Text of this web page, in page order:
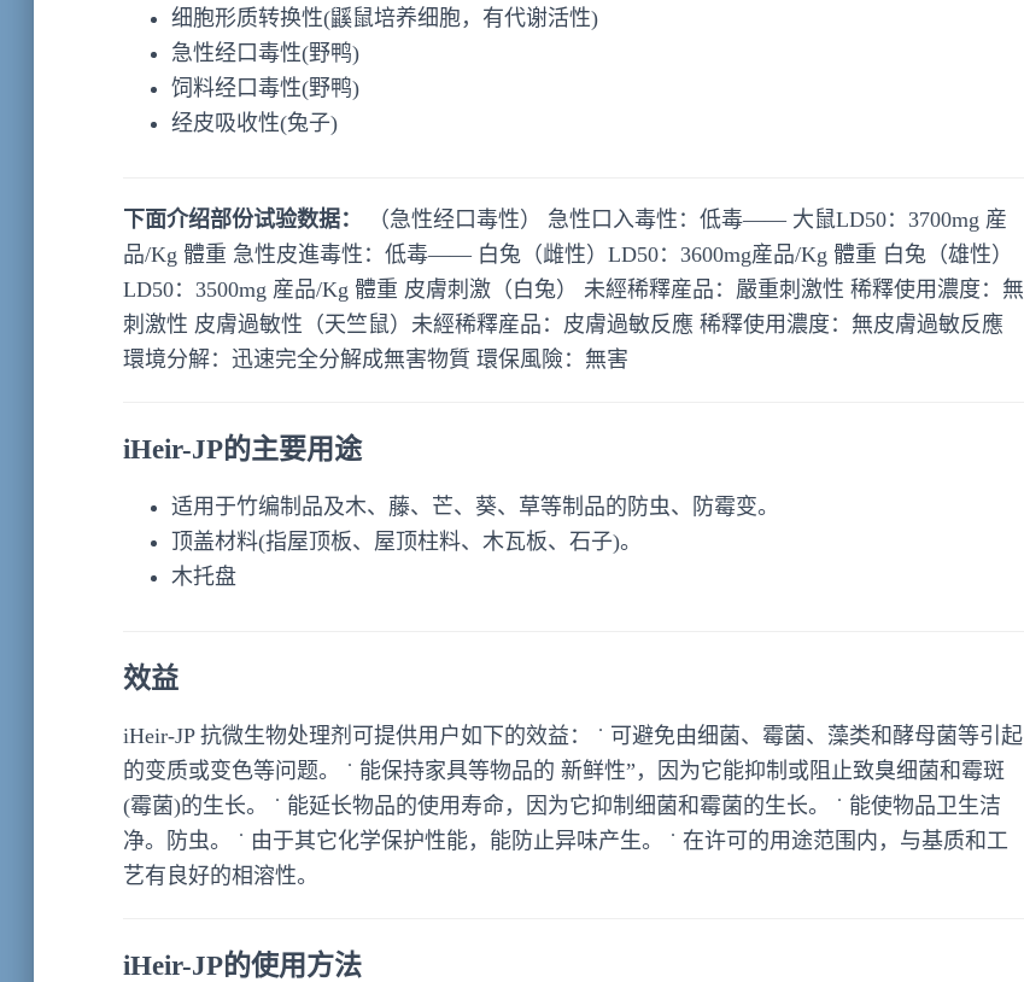
细胞形质转换性(鼷鼠培养细胞，有代谢活性)
急性经口毒性(野鸭)
饲料经口毒性(野鸭)
经皮吸收性(兔子)
下面介绍部份试验数据：
（急性经口毒性） 急性口入毒性：低毒—— 大鼠LD50：3700mg 産
品/Kg 體重 急性皮進毒性：低毒—— 白兔（雌性）LD50：3600mg産品/Kg 體重 白兔（雄性）
LD50：3500mg 産品/Kg 體重 皮膚刺激（白兔） 未經稀釋産品：嚴重刺激性 稀釋使用濃度：無
刺激性 皮膚過敏性（天竺鼠）未經稀釋産品：皮膚過敏反應 稀釋使用濃度：無皮膚過敏反應
環境分解：迅速完全分解成無害物質 環保風險：無害
iHeir-JP的主要用途
适用于竹编制品及木、藤、芒、葵、草等制品的防虫、防霉变。
顶盖材料(指屋顶板、屋顶柱料、木瓦板、石子)。
木托盘
效益
iHeir-JP 抗微生物处理剂可提供用户如下的效益： ˙ 可避免由细菌、霉菌、藻类和酵母菌等引起
的变质或变色等问题。 ˙ 能保持家具等物品的 新鲜性”，因为它能抑制或阻止致臭细菌和霉斑
(霉菌)的生长。 ˙ 能延长物品的使用寿命，因为它抑制细菌和霉菌的生长。 ˙ 能使物品卫生洁
净。防虫。 ˙ 由于其它化学保护性能，能防止异味产生。 ˙ 在许可的用途范围内，与基质和工
艺有良好的相溶性。
iHeir-JP的使用方法